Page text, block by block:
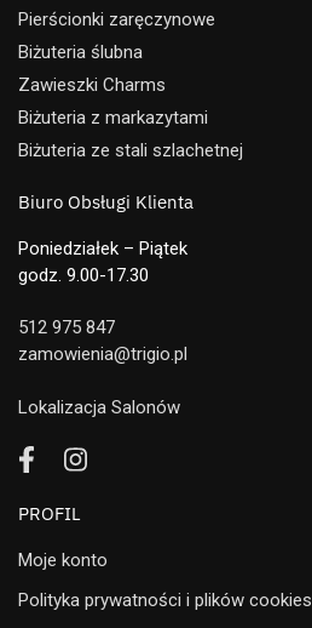
Pierścionki zaręczynowe
Biżuteria ślubna
Zawieszki Charms
Biżuteria z markazytami
Biżuteria ze stali szlachetnej
Biuro Obsługi Klienta
Poniedziałek – Piątek
godz. 9.00-17.30
512 975 847
zamowienia@trigio.pl
Lokalizacja Salonów
PROFIL
Moje konto
Polityka prywatności i plików cookies